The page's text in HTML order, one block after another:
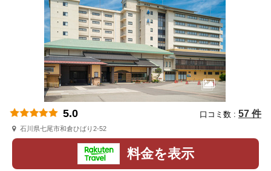
5.0 口コミ数 : 57 件
石川県七尾市和倉ひばり2-52
料金を表示